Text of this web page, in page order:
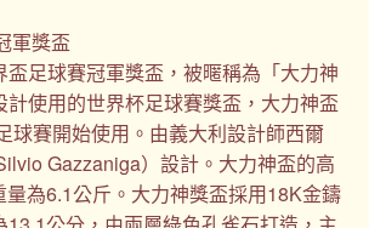
軍獎盃
足球賽冠軍獎盃，被暱稱為「大力神
計使用的世界杯足球賽獎盃，大力神盃
球賽開始使用。由義大利設計師西爾
Gazzaniga）設計。大力神盃的高
為6.1公斤。大力神獎盃採用18K金鑄